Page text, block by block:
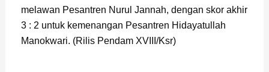
melawan Pesantren Nurul Jannah, dengan skor akhir
3 : 2 untuk kemenangan Pesantren Hidayatullah
Manokwari. (Rilis Pendam XVIII/Ksr)